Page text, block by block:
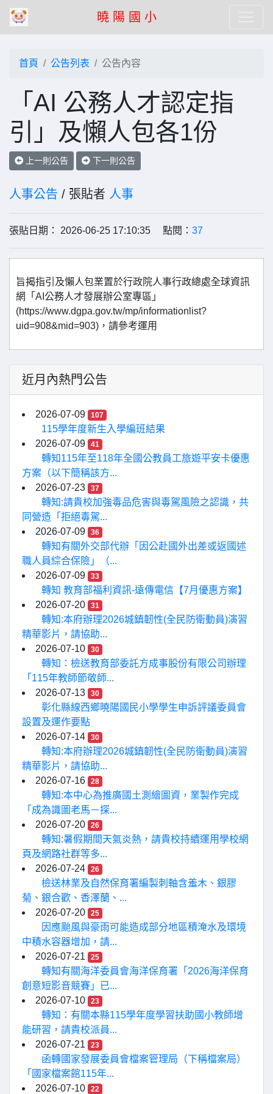
曉 陽 國 小
首頁 公告列表 公告內容
「AI 公務人才認定指
引」及懶人包各1份
上一則公告 下一則公告
人事公告 / 張貼者 人事
張貼日期： 2026-06-25 17:10:35 點閱： 37
旨揭指引及懶人包業置於行政院人事行政總處全球資訊
網「AI公務人才發展辦公室專區」
(https://www.dgpa.gov.tw/mp/informationlist?
uid=908&mid=903)，請參考運用
近月內熱門公告
2026-07-09 107
115學年度新生入學編班結果
2026-07-09
41
轉知115年至118年全國公教員工旅遊平安卡優惠
方案（以下簡稱該方...
2026-07-23
37
轉知:請貴校加強毒品危害與毒駕風險之認識，共
同營造「拒絕毒駕...
2026-07-09
36
轉知有關外交部代辦「因公赴國外出差或返國述
職人員綜合保險」（...
2026-07-09
33
轉知 教育部福利資訊-遠傳電信【7月優惠方案】
2026-07-20
31
轉知:本府辦理2026城鎮韌性(全民防衛動員)演習
精華影片，請協助...
2026-07-10
30
轉知：檢送教育部委託方成事股份有限公司辦理
「115年教師節敬師...
2026-07-13
30
彰化縣線西鄉曉陽國民小學學生申訴評議委員會
設置及運作要點
2026-07-14
30
轉知:本府辦理2026城鎮韌性(全民防衛動員)演習
精華影片，請協助...
2026-07-16
28
轉知:本中心為推廣國土測繪圖資，業製作完成
「成為識圖老馬－探...
2026-07-20
26
轉知:暑假期間天氣炎熱，請貴校持續運用學校網
頁及網路社群等多...
2026-07-24
26
檢送林業及自然保育署編製刺軸含羞木、銀膠
菊、銀合歡、香澤蘭、...
2026-07-20
25
因應颱風與豪雨可能造成部分地區積淹水及環境
中積水容器增加，請...
2026-07-21
25
轉知有關海洋委員會海洋保育署「2026海洋保育
創意短影音競賽」已...
2026-07-10
23
轉知：有關本縣115學年度學習扶助國小教師增
能研習，請貴校派員...
2026-07-21
23
函轉國家發展委員會檔案管理局（下稱檔案局）
「國家檔案館115年...
2026-07-10
22